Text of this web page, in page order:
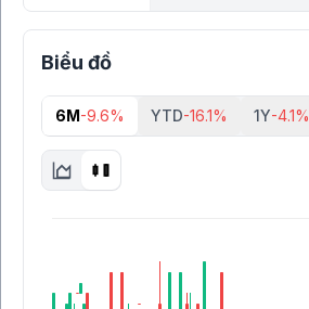
Biểu đồ
6M-9.6% YTD-16.1% 1Y-4.1%